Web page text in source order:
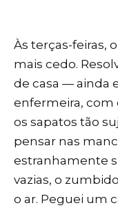
Às terças-feiras,
mais cedo.
de casa — ainda
enfermeira, com
os sapatos tão
pensar nas
estranhamente
vazias, o
o ar. Peguei um